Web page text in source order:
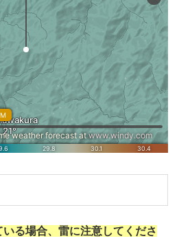
る場合、雷に注意してくださ